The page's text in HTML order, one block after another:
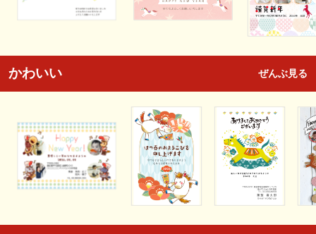
かわいい ぜんぶ見る